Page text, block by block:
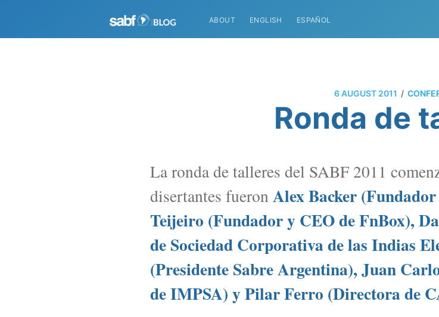
ABOUT ENGLISH ESPAÑOL
6 AUGUST 2011 /
Ronda de
La ronda de talleres del SABF 2011
disertantes fueron Alex Backer
Teijeiro (Fundador y CEO de FnBox),
de Sociedad Corporativa de las Indias
(Presidente Sabre Argentina), Juan
de IMPSA) y Pilar Ferro (Directora de